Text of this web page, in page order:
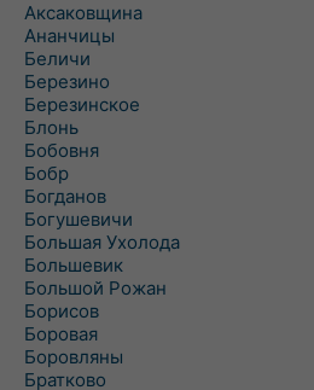
Аксаковщина
Ананчицы
Беличи
Березино
Березинское
Блонь
Бобовня
Бобр
Богданов
Богушевичи
Большая Ухолода
Большевик
Большой Рожан
Борисов
Боровая
Боровляны
Братково